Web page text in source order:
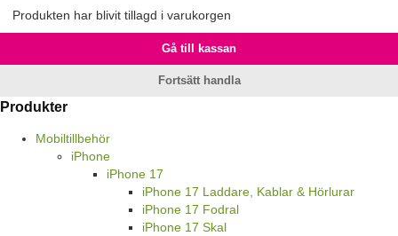
Produkten har blivit tillagd i varukorgen
Gå till kassan
Fortsätt handla
Produkter
Mobiltillbehör
iPhone
iPhone 17
iPhone 17 Laddare, Kablar & Hörlurar
iPhone 17 Fodral
iPhone 17 Skal